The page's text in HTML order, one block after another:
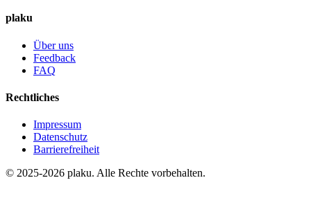
plaku
Über uns
Feedback
FAQ
Rechtliches
Impressum
Datenschutz
Barrierefreiheit
© 2025-2026 plaku. Alle Rechte vorbehalten.